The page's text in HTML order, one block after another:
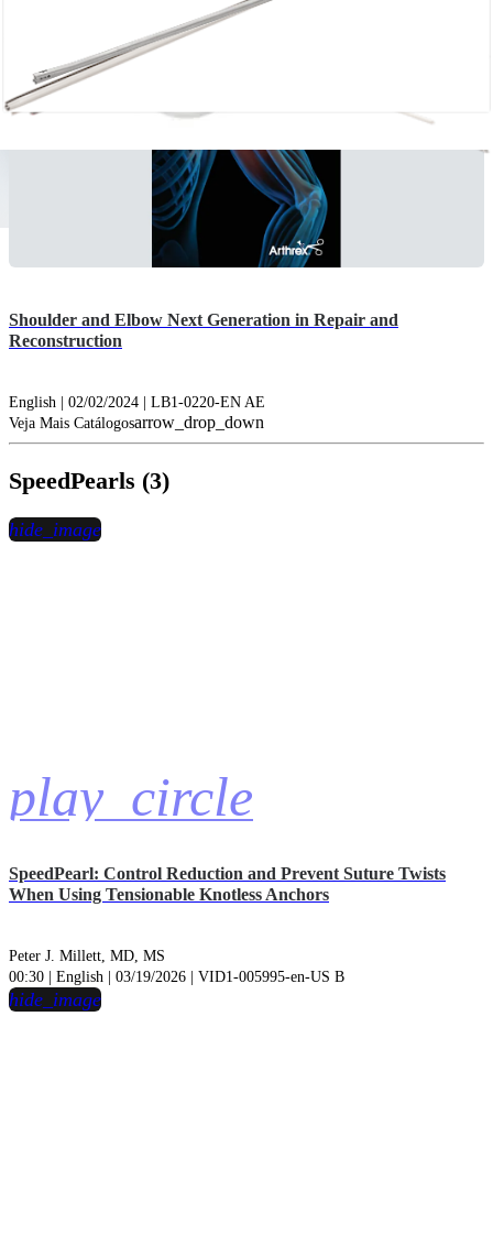
Shoulder and Elbow Next Generation in Repair and
Reconstruction
English | 02/02/2024 | LB1-0220-EN AE
Veja Mais Catálogosarrow_drop_down
SpeedPearls (3)
play_circle
hide_image
SpeedPearl: Control Reduction and Prevent Suture Twists
When Using Tensionable Knotless Anchors
Peter J. Millett, MD, MS
00:30 | English | 03/19/2026 | VID1-005995-en-US B
hide_image